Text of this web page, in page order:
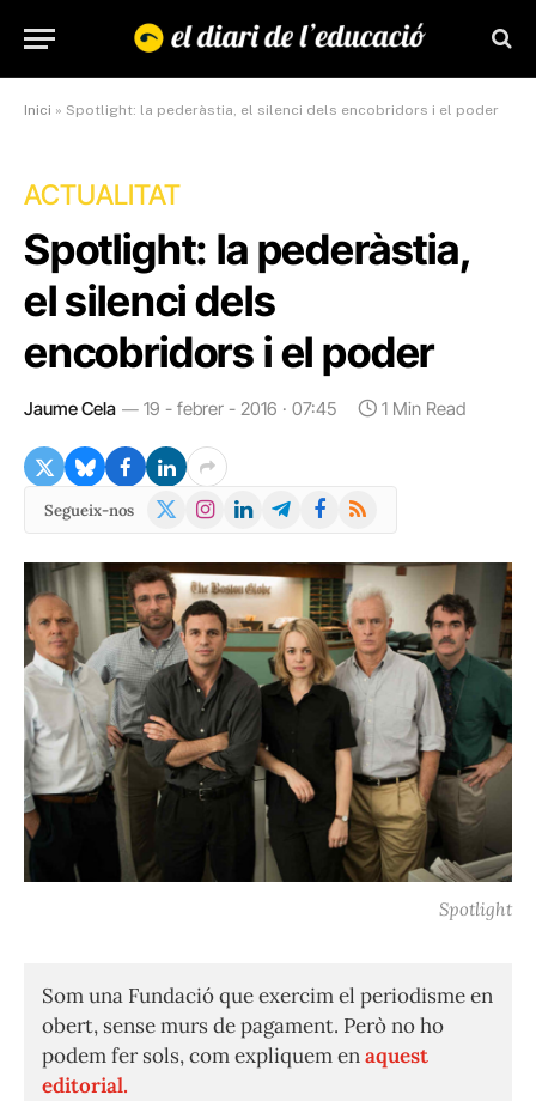
Inici » Spotlight: la pederàstia, el silenci dels encobridors i el poder
ACTUALITAT
Spotlight: la pederàstia,
el silenci dels
encobridors i el poder
Jaume Cela 19 - febrer - 2016 · 07:45 1 Min Read
Segueix-nos
X
Instagram
LinkedInTelegramFacebook
RSS
Spotlight
Som una Fundació que exercim el periodisme en
obert, sense murs de pagament. Però no ho
podem fer sols, com expliquem enaquest
editorial.